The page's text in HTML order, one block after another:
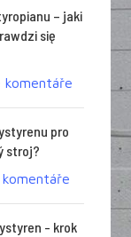
– jaki
się
komentáře
pro
stroj?
komentáře
- krok